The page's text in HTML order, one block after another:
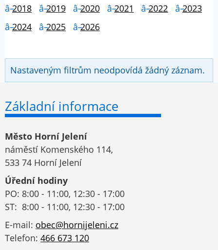
2018
2019 2020 2021 2022
2023
2024
2025 2026
Nastaveným filtrům neodpovídá žádný záznam.
Základní informace
Město Horní Jelení
náměstí Komenského 114,
533 74 Horní Jelení
Úřední hodiny
PO: 8:00 - 11:00, 12:30 - 17:00
ST: 8:00 - 11:00, 12:30 - 17:00
E-mail: obec@hornijeleni.cz
Telefon: 466 673 120